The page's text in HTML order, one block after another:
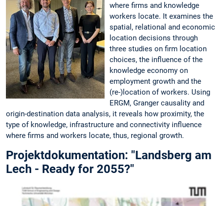
where firms and knowledge
workers locate. It examines the
spatial, relational and economic
location decisions through
three studies on firm location
choices, the influence of the
knowledge economy on
employment growth and the
(re-)location of workers. Using
ERGM, Granger causality and
origin-destination data analysis, it reveals how proximity, the
type of knowledge, infrastructure and connectivity influence
where firms and workers locate, thus, regional growth.
Projektdokumentation: "Landsberg am
Lech - Ready for 2055?"